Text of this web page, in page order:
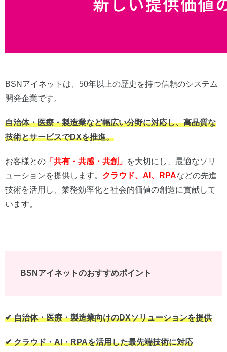
BSNアイネットは、50年以上の歴史を持つ信頼のシステム
開発企業です。
自治体・医療・製造業など幅広い分野に対応し、高品質な
技術とサービスでDXを推進。
お客様との 「共有・共感・共創」 を大切にし、最適なソリ
ューションを提供します。 クラウド、AI、RPAなどの先進
技術を活用し、業務効率化と社会的価値の創造に貢献して
います。
BSNアイネットのおすすめポイント
✔︎ 自治体・医療・製造業向けのDXソリューションを提供
✔︎ クラウド・AI・RPAを活用した最先端技術に対応